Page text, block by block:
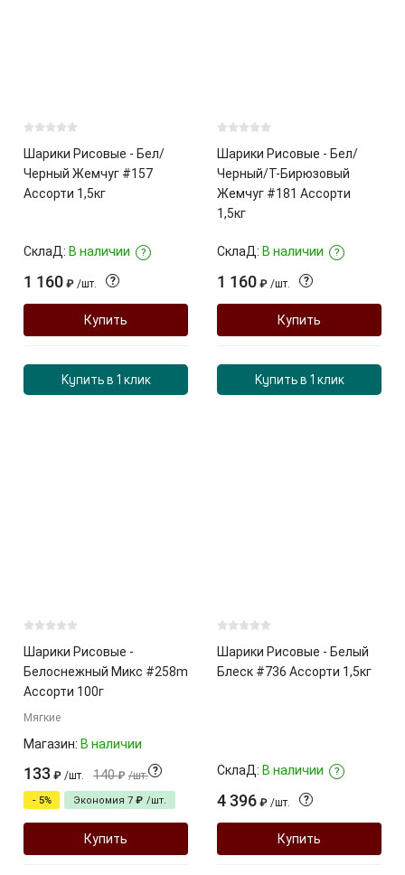
Шарики Рисовые - Бел/
Черный Жемчуг #157
Ассорти 1,5кг
СклаД: В наличии ?
1 160 ₽ /шт. ?
Купить
Купить в 1 клик
Шарики Рисовые - Бел/
Черный/Т-Бирюзовый
Жемчуг #181 Ассорти
1,5кг
СклаД: В наличии ?
1 160 ₽ /шт. ?
Купить
Купить в 1 клик
Шарики Рисовые -
Белоснежный Микс #258m
Ассорти 100г
Мягкие
Магазин: В наличии
133 ₽ /шт. 140 ₽ /шт. ?
- 5% Экономия 7 ₽ /шт.
Купить
Шарики Рисовые - Белый
Блеск #736 Ассорти 1,5кг
СклаД: В наличии ?
4 396 ₽ /шт. ?
Купить